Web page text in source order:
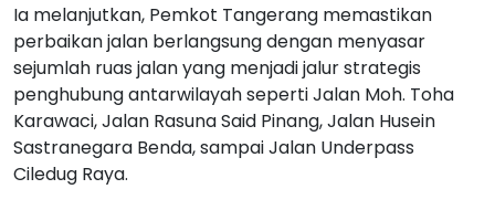
Ia melanjutkan, Pemkot Tangerang memastikan
perbaikan jalan berlangsung dengan menyasar
sejumlah ruas jalan yang menjadi jalur strategis
penghubung antarwilayah seperti Jalan Moh. Toha
Karawaci, Jalan Rasuna Said Pinang, Jalan Husein
Sastranegara Benda, sampai Jalan Underpass
Ciledug Raya.